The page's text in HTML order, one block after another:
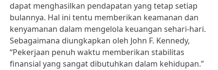
dapat menghasilkan pendapatan yang tetap setiap
bulannya. Hal ini tentu memberikan keamanan dan
kenyamanan dalam mengelola keuangan sehari-hari.
Sebagaimana diungkapkan oleh John F. Kennedy,
“Pekerjaan penuh waktu memberikan stabilitas
finansial yang sangat dibutuhkan dalam kehidupan.”